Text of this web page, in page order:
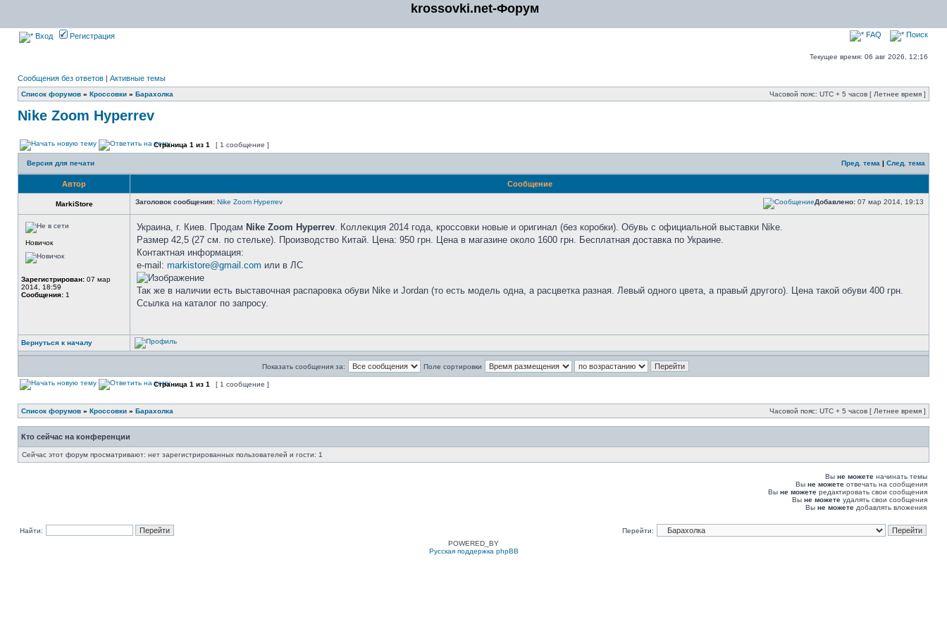
krossovki.net-Форум
Вход Регистрация FAQ Поиск
Текущее время: 06 авг 2026, 12:16
Сообщения без ответов | Активные темы
Список форумов » Кроссовки » Барахолка Часовой пояс: UTC + 5 часов [ Летнее время ]
Nike Zoom Hyperrev
Страница 1 из 1 [ 1 сообщение ]
Версия для печати Пред. тема | След. тема
Автор Сообщение
MarkiStore Заголовок сообщения: Nike Zoom Hyperrev Добавлено: 07 мар 2014, 19:13
Новичок
Зарегистрирован: 07 мар
2014, 18:59
Сообщения: 1
Украина, г. Киев. Продам Nike Zoom Hyperrev. Коллекция 2014 года, кроссовки новые и оригинал (без коробки). Обувь с официальной выставки Nike.
Размер 42,5 (27 см. по стельке). Производство Китай. Цена: 950 грн. Цена в магазине около 1600 грн. Бесплатная доставка по Украине.
Контактная информация:
e-mail: markistore@gmail.com или в ЛС
Так же в наличии есть выставочная распаровка обуви Nike и Jordan (то есть модель одна, а расцветка разная. Левый одного цвета, а правый другого). Цена такой обуви 400 грн.
Ссылка на каталог по запросу.
Вернуться к началу
Показать сообщения за: Поле сортировки
Страница 1 из 1 [ 1 сообщение ]
Список форумов » Кроссовки » Барахолка Часовой пояс: UTC + 5 часов [ Летнее время ]
Кто сейчас на конференции
Сейчас этот форум просматривают: нет зарегистрированных пользователей и гости: 1
Вы не можете начинать темы
Вы не можете отвечать на сообщения
Вы не можете редактировать свои сообщения
Вы не можете удалять свои сообщения
Вы не можете добавлять вложения
Найти:
Перейти:
POWERED_BY
Русская поддержка phpBB